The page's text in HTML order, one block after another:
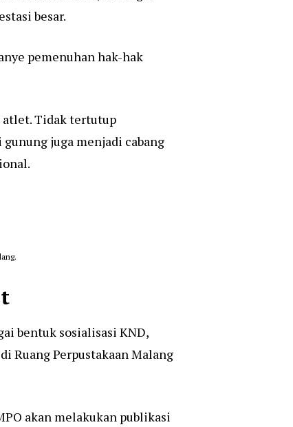
besar.
pemenuhan hak-hak
atlet. Tidak tertutup
juga menjadi cabang
bentuk sosialisasi KND,
Ruang Perpustakaan Malang
akan melakukan publikasi